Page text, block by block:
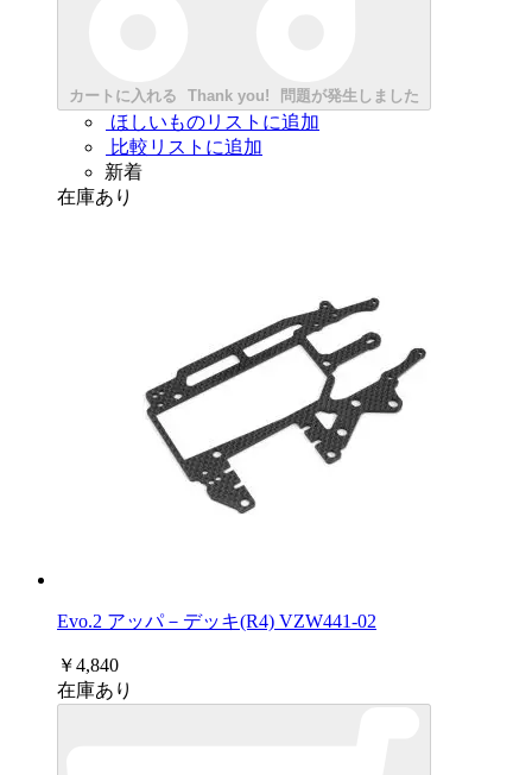
カートに入れる Thank you! 問題が発生しました
ほしいものリストに追加
比較リストに追加
新着
在庫あり
Evo.2 アッパ－デッキ(R4) VZW441-02
￥4,840
在庫あり